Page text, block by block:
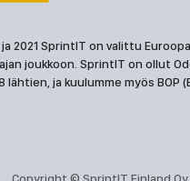
2021 SprintIT on valittu
joukkoon. SprintIT on ollut
lähtien, ja kuulumme myös BOP
Copyright © SprintIT Finland Oy